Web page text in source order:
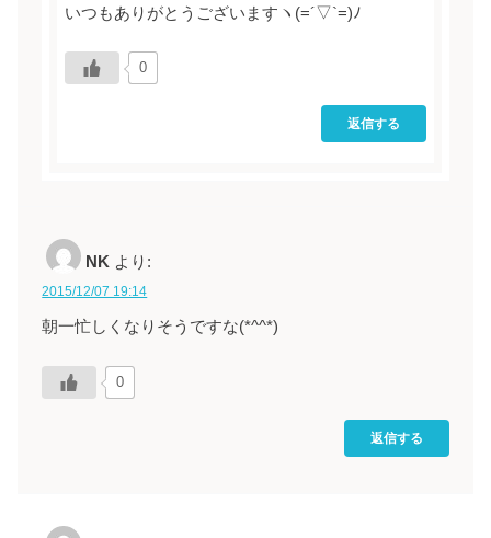
いつもありがとうございますヽ(=´▽`=)ﾉ
0
返信する
NK より:
2015/12/07 19:14
朝一忙しくなりそうですな(*^^*)
0
返信する